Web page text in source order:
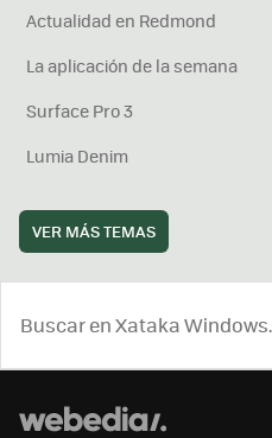
Actualidad en Redmond
La aplicación de la semana
Surface Pro 3
Lumia Denim
VER MÁS TEMAS